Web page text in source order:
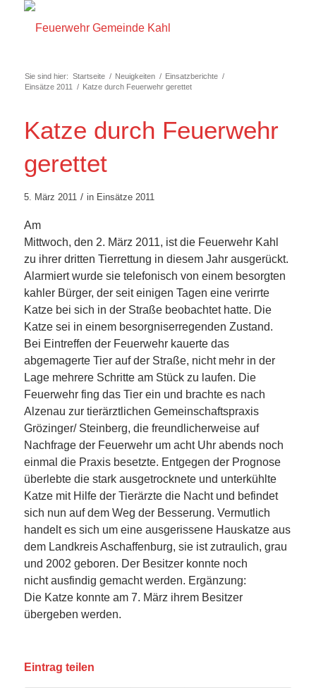
Sie sind hier: Startseite / Neuigkeiten / Einsatzberichte /
Einsätze 2011
/ Katze durch Feuerwehr gerettet
Katze durch Feuerwehr
gerettet
5. März 2011 / in Einsätze 2011
Am
Mittwoch, den 2. März 2011, ist die Feuerwehr Kahl
zu ihrer dritten Tierrettung in diesem Jahr ausgerückt.
Alarmiert wurde sie telefonisch von einem besorgten
kahler Bürger, der seit einigen Tagen eine verirrte
Katze bei sich in der Straße beobachtet hatte. Die
Katze sei in einem besorgniserregenden Zustand.
Bei Eintreffen der Feuerwehr kauerte das
abgemagerte Tier auf der Straße, nicht mehr in der
Lage mehrere Schritte am Stück zu laufen. Die
Feuerwehr fing das Tier ein und brachte es nach
Alzenau zur tierärztlichen Gemeinschaftspraxis
Grözinger/ Steinberg, die freundlicherweise auf
Nachfrage der Feuerwehr um acht Uhr abends noch
einmal die Praxis besetzte. Entgegen der Prognose
überlebte die stark ausgetrocknete und unterkühlte
Katze mit Hilfe der Tierärzte die Nacht und befindet
sich nun auf dem Weg der Besserung. Vermutlich
handelt es sich um eine ausgerissene Hauskatze aus
dem Landkreis Aschaffenburg, sie ist zutraulich, grau
und 2002 geboren. Der Besitzer konnte noch
nicht ausfindig gemacht werden. Ergänzung:
Die Katze konnte am 7. März ihrem Besitzer
übergeben werden.
Eintrag teilen